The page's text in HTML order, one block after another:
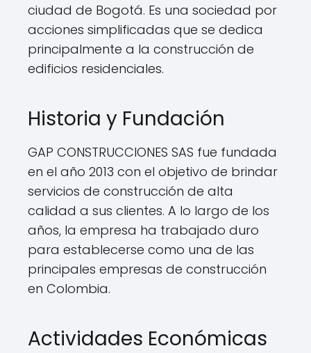
ciudad de Bogotá. Es una sociedad por
acciones simplificadas que se dedica
principalmente a la construcción de
edificios residenciales.
Historia y Fundación
GAP CONSTRUCCIONES SAS fue fundada
en el año 2013 con el objetivo de brindar
servicios de construcción de alta
calidad a sus clientes. A lo largo de los
años, la empresa ha trabajado duro
para establecerse como una de las
principales empresas de construcción
en Colombia.
Actividades Económicas